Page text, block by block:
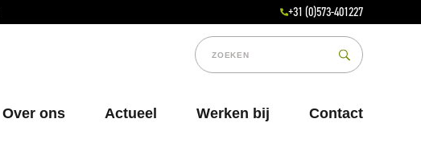
+31 (0)573-401227
Over ons Actueel Werken bij Contact